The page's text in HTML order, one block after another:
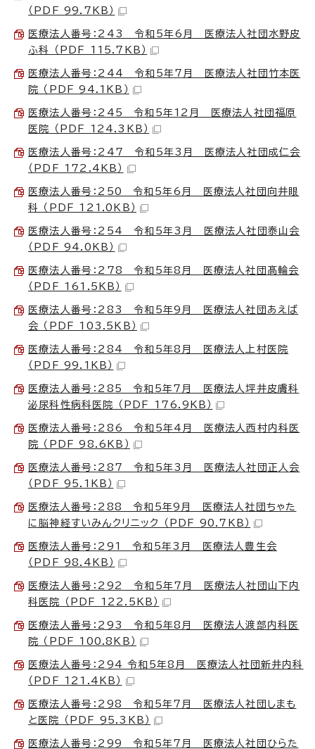
（PDF 99.7KB）
医療法人番号：243 令和5年6月 医療法人社団水野皮
ふ科 （PDF 115.7KB）
医療法人番号：244 令和5年7月 医療法人社団竹本医
院 （PDF 94.1KB）
医療法人番号：245 令和5年12月 医療法人社団福原
医院 （PDF 124.3KB）
医療法人番号：247 令和5年3月 医療法人社団成仁会
（PDF 172.4KB）
医療法人番号：250 令和5年6月 医療法人社団向井眼
科 （PDF 121.0KB）
医療法人番号：254 令和5年3月 医療法人社団泰山会
（PDF 94.0KB）
医療法人番号：278 令和5年8月 医療法人社団髙輪会
（PDF 161.5KB）
医療法人番号：283 令和5年9月 医療法人社団あえば
会 （PDF 103.5KB）
医療法人番号：284 令和5年8月 医療法人上村医院
（PDF 99.1KB）
医療法人番号：285 令和5年7月 医療法人坪井皮膚科
泌尿科性病科医院 （PDF 176.9KB）
医療法人番号：286 令和5年4月 医療法人西村内科医
院 （PDF 98.6KB）
医療法人番号：287 令和5年3月 医療法人社団正人会
（PDF 95.1KB）
医療法人番号：288 令和5年9月 医療法人社団ちゃた
に脳神経すいみんクリニック （PDF 90.7KB）
医療法人番号：291 令和5年3月 医療法人豊生会
（PDF 98.4KB）
医療法人番号：292 令和5年7月 医療法人社団山下内
科医院 （PDF 122.5KB）
医療法人番号：293 令和5年8月 医療法人渡部内科医
院 （PDF 100.8KB）
医療法人番号：294 令和5年8月 医療法人社団新井内科
（PDF 121.4KB）
医療法人番号：298 令和5年7月 医療法人社団しまも
と医院 （PDF 95.3KB）
医療法人番号：299 令和5年7月 医療法人社団ひらた